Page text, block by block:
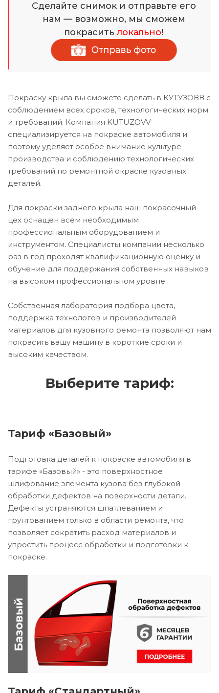
Сделайте снимок и отправьте его
нам — возможно, мы сможем
покраситьлокально!
Покраску крыла вы сможете сделать в КУТУЗОВВ с
соблюдением всех сроков, технологических норм
и требований. Компания KUTUZOVV
специализируется на покраске автомобиля и
поэтому уделяет особое внимание культуре
производства и соблюдению технологических
требований по ремонтной окраске кузовных
деталей.
Для покраски заднего крыла наш покрасочный
цех оснащен всем необходимым
профессиональным оборудованием и
инструментом. Специалисты компании несколько
раз в год проходят квалификационную оценку и
обучение для поддержания собственных навыков
на высоком профессиональном уровне.
Собственная лаборатория подбора цвета,
поддержка технологов и производителей
материалов для кузовного ремонта позволяют нам
покрасить вашу машину в короткие сроки и
высоким качеством.
Выберите тариф:
Тариф «Базовый»
Подготовка деталей к покраске автомобиля в
тарифе «Базовый» - это поверхностное
шлифование элемента кузова без глубокой
обработки дефектов на поверхности детали.
Дефекты устраняются шпатлеванием и
грунтованием только в области ремонта, что
позволяет сократить расход материалов и
упростить процесс обработки и подготовки к
покраске.